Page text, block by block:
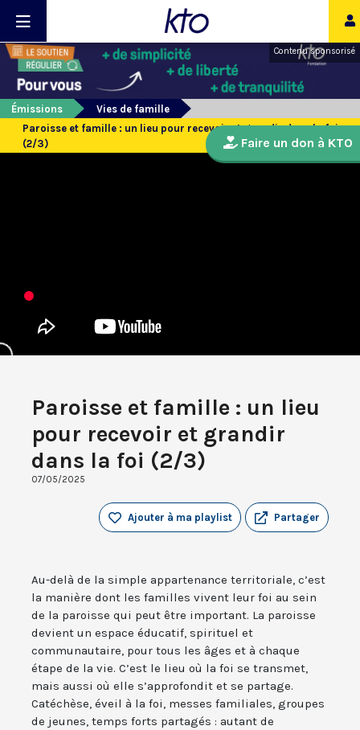
Contenu sponsorisé
Émissions
Vies de famille
Paroisse et famille : un lieu pour recevoir et grandir dans la foi
(2/3)
Paroisse et famille : un lieu
pour recevoir et grandir
dans la foi (2/3)
07/05/2025
Partager
Ajouter à ma playlist
Au-delà de la simple appartenance territoriale, c’est
la manière dont les familles vivent leur foi au sein
de la paroisse qui peut être important. La paroisse
devient un espace éducatif, spirituel et
communautaire, pour tous les âges et à chaque
étape de la vie. C’est le lieu où la foi se transmet,
mais aussi où elle s’approfondit et se partage.
Catéchèse, éveil à la foi, messes familiales, groupes
de jeunes, temps forts partagés : autant de
Faire un don à KTO